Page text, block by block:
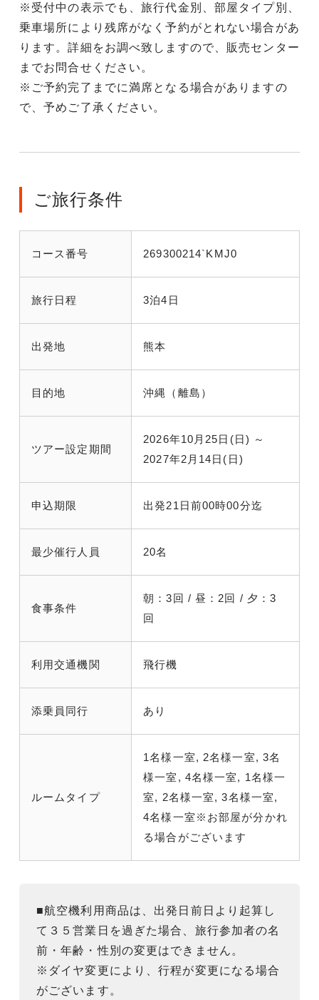
※受付中の表示でも、旅行代金別、部屋タイプ別、
乗車場所により残席がなく予約がとれない場合があ
ります。詳細をお調べ致しますので、販売センター
までお問合せください。
※ご予約完了までに満席となる場合がありますの
で、予めご了承ください。
ご旅行条件
コース番号 269300214`KMJ0
旅行日程 3泊4日
出発地 熊本
目的地 沖縄（離島）
ツアー設定期間
2026年10月25日(日) ～
2027年2月14日(日)
申込期限 出発21日前00時00分迄
最少催行人員 20名
食事条件
朝：3回 / 昼：2回 / 夕：3
回
利用交通機関 飛行機
添乗員同行 あり
ルームタイプ
1名様一室, 2名様一室, 3名
様一室, 4名様一室, 1名様一
室, 2名様一室, 3名様一室,
4名様一室※お部屋が分かれ
る場合がございます
■航空機利用商品は、出発日前日より起算し
て３５営業日を過ぎた場合、旅行参加者の名
前・年齢・性別の変更はできません。
※ダイヤ変更により、行程が変更になる場合
がございます。